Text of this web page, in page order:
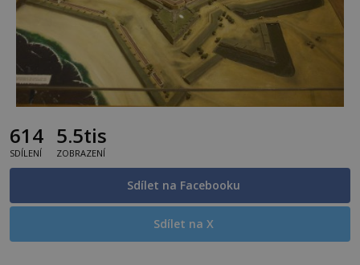
614
SDÍLENÍ
5.5tis
ZOBRAZENÍ
Sdílet na Facebooku
Sdílet na X